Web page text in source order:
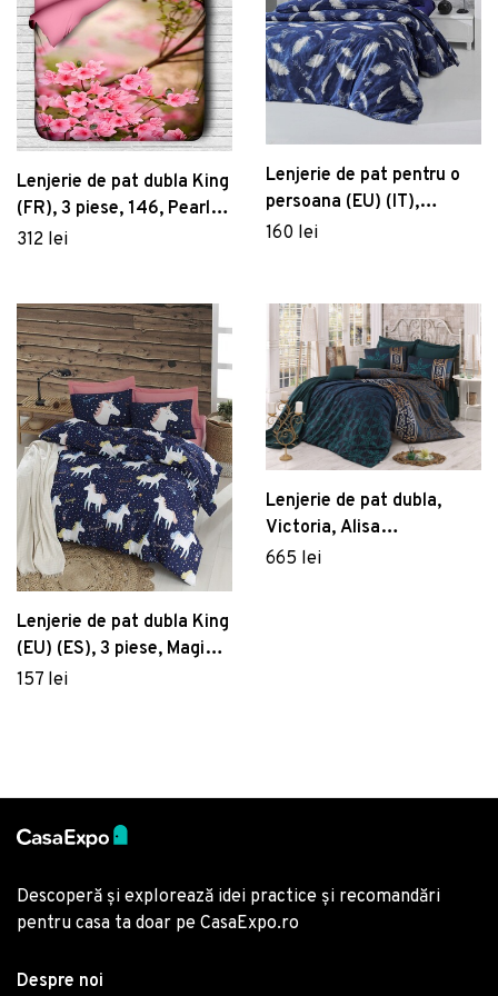
Lenjerie de pat dubla King
(FR), 3 piese, 146, Pearl
Home, Poliester Satinat
312 lei
Lenjerie de pat pentru o
persoana (EU) (IT),
Feather, Victoria, Bumbac
160 lei
Lenjerie de pat dubla King
(EU) (ES), 3 piese, Magic
Unicorn - Dark Blue, Eponj
157 lei
Lenjerie de pat dubla,
Victoria, Alisa
121VCT53242, 3 piese,
665 lei
Descoperă și explorează idei practice și recomandări
pentru casa ta doar pe CasaExpo.ro
Despre noi